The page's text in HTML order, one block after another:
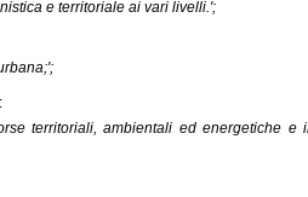
e territoriale ai vari livelli.';
territoriali, ambientali ed energetiche